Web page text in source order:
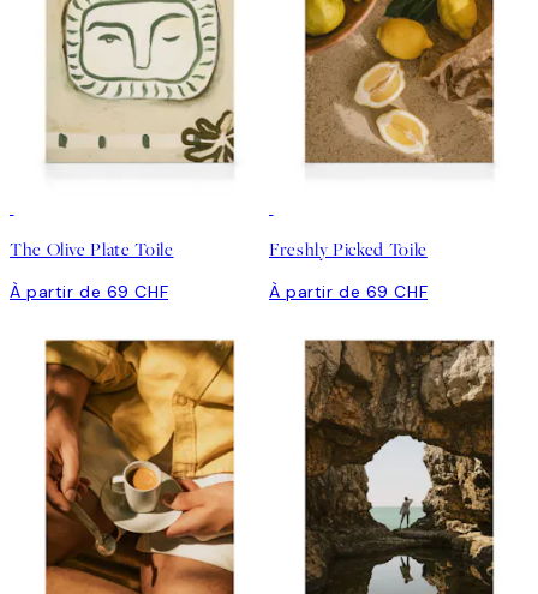
The Olive Plate Toile
À partir de 69 CHF
Freshly Picked Toile
À partir de 69 CHF